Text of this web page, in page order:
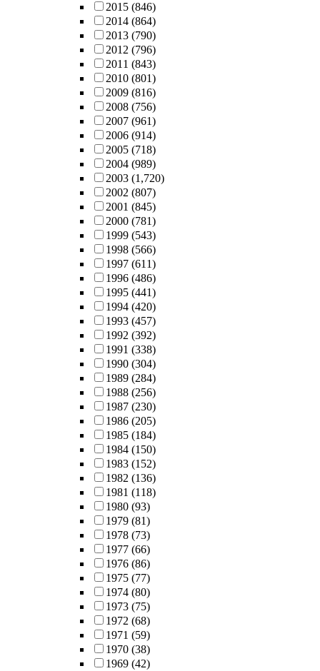
2015 (846)
2014 (864)
2013 (790)
2012 (796)
2011 (843)
2010 (801)
2009 (816)
2008 (756)
2007 (961)
2006 (914)
2005 (718)
2004 (989)
2003 (1,720)
2002 (807)
2001 (845)
2000 (781)
1999 (543)
1998 (566)
1997 (611)
1996 (486)
1995 (441)
1994 (420)
1993 (457)
1992 (392)
1991 (338)
1990 (304)
1989 (284)
1988 (256)
1987 (230)
1986 (205)
1985 (184)
1984 (150)
1983 (152)
1982 (136)
1981 (118)
1980 (93)
1979 (81)
1978 (73)
1977 (66)
1976 (86)
1975 (77)
1974 (80)
1973 (75)
1972 (68)
1971 (59)
1970 (38)
1969 (42)